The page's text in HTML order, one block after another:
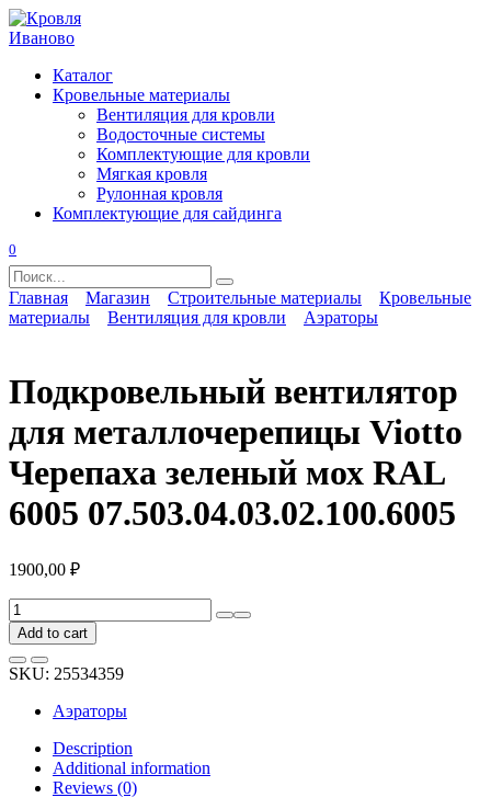
Перейти
к
Каталог
Кровельные материалы
Вентиляция для кровли
Водосточные системы
Комплектующие для кровли
Мягкая кровля
Рулонная кровля
Комплектующие для сайдинга
0
Search
for:
Главная Магазин Строительные материалы
Кровельные
материалы
Вентиляция для кровли Аэраторы
Подкровельный вентилятор
для металлочерепицы Viotto
Черепаха зеленый мох RAL
6005 07.503.04.03.02.100.6005
1900,00 ₽
Подкровельный
вентилятор
для
металлочерепицы
Viotto
Черепаха
зеленый
мох
RAL
6005
Add to cart
SKU: 25534359
Аэраторы
Description
Additional information
Reviews (0)